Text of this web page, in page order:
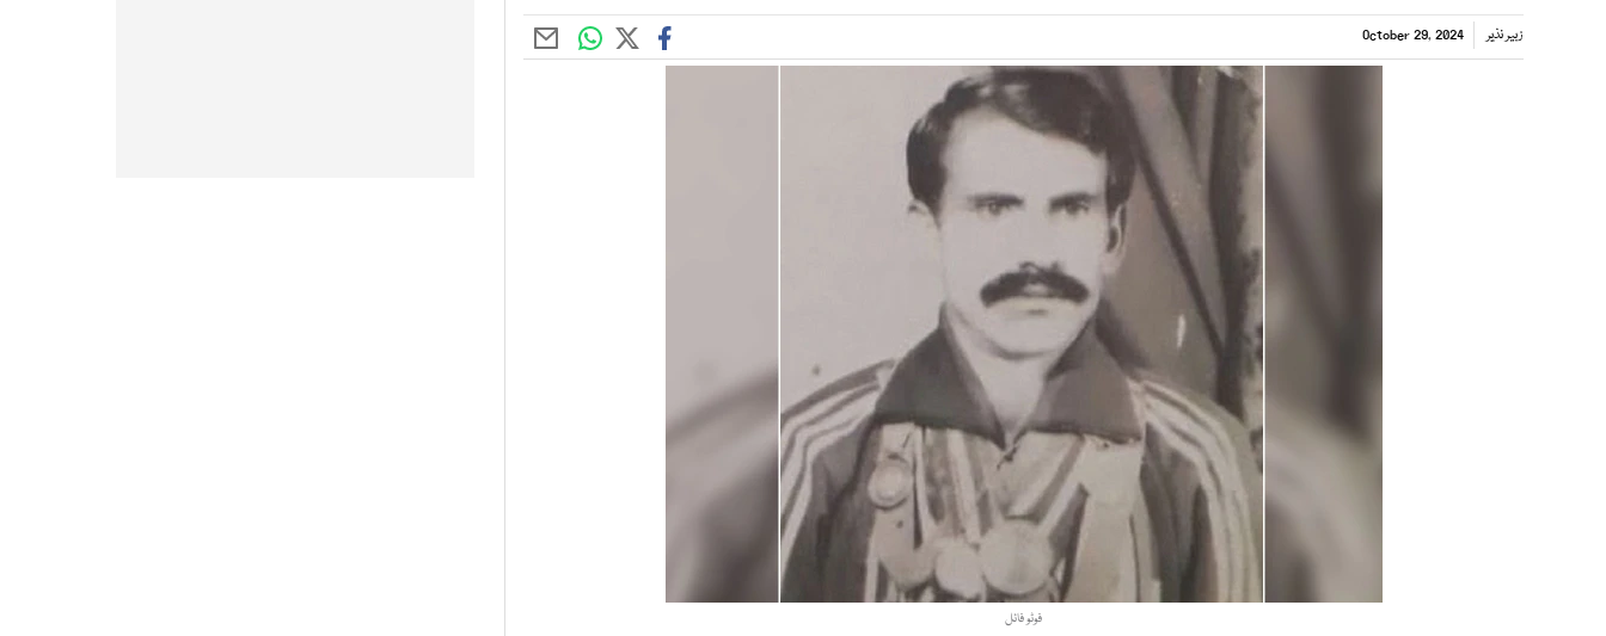
زبیر نذیر October 29, 2024
فوٹو فائل